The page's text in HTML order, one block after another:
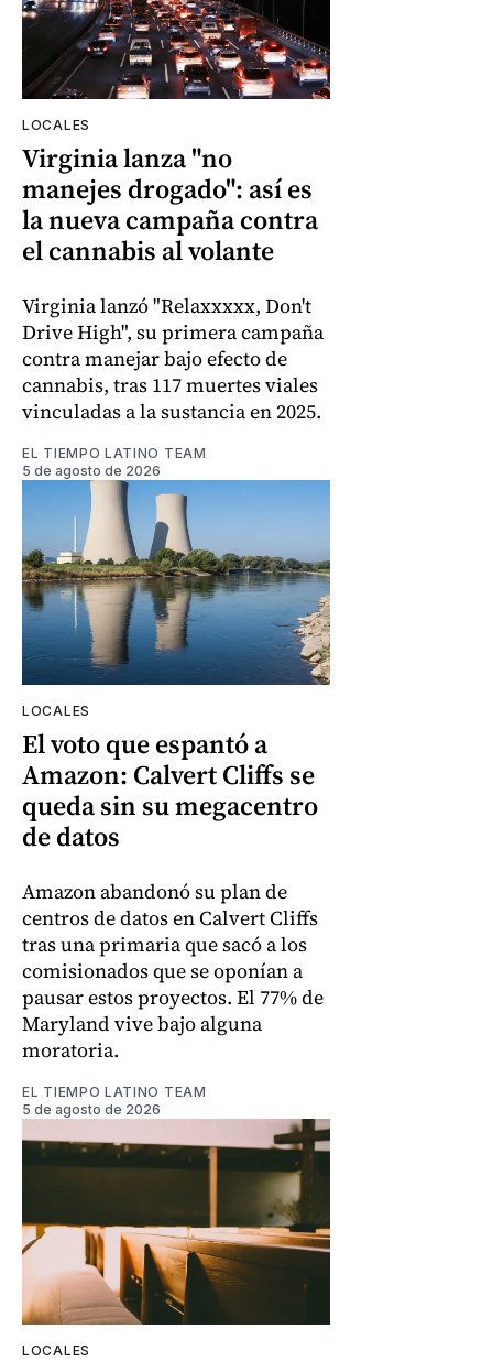
LOCALES
Virginia lanza "no
manejes drogado": así es
la nueva campaña contra
el cannabis al volante
Virginia lanzó "Relaxxxxx, Don't
Drive High", su primera campaña
contra manejar bajo efecto de
cannabis, tras 117 muertes viales
vinculadas a la sustancia en 2025.
EL TIEMPO LATINO TEAM
5 de agosto de 2026
LOCALES
El voto que espantó a
Amazon: Calvert Cliffs se
queda sin su megacentro
de datos
Amazon abandonó su plan de
centros de datos en Calvert Cliffs
tras una primaria que sacó a los
comisionados que se oponían a
pausar estos proyectos. El 77% de
Maryland vive bajo alguna
moratoria.
EL TIEMPO LATINO TEAM
5 de agosto de 2026
LOCALES